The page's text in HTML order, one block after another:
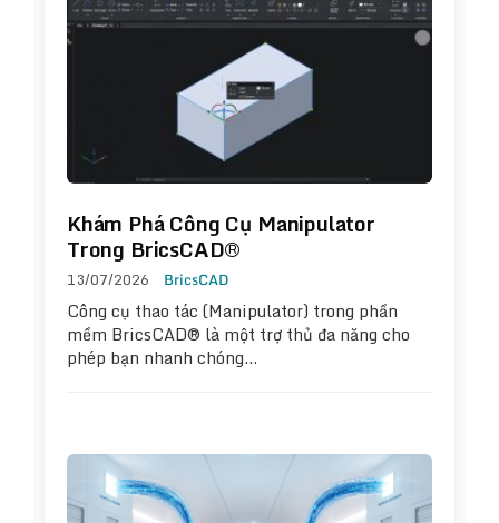
Khám Phá Công Cụ Manipulator
Trong BricsCAD®
13/07/2026 BricsCAD
Công cụ thao tác (Manipulator) trong phần
mềm BricsCAD® là một trợ thủ đa năng cho
phép bạn nhanh chóng…